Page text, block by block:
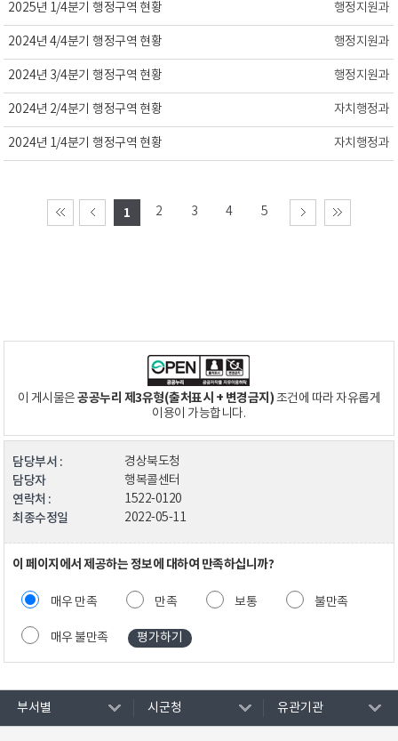
2025년 1/4분기 행정구역 현황 행정지원과
2024년 4/4분기 행정구역 현황 행정지원과
2024년 3/4분기 행정구역 현황 행정지원과
2024년 2/4분기 행정구역 현황 자치행정과
2024년 1/4분기 행정구역 현황 자치행정과
1 2 3 4 5
이 게시물은공공누리 제3유형(출처표시 + 변경금지)조건에 따라 자유롭게
이용이 가능합니다.
담당부서 : 경상북도청
담당자 행복콜센터
연락처 : 1522-0120
최종수정일 2022-05-11
이 페이지에서 제공하는 정보에 대하여 만족하십니까?
매우 만족 만족 보통 불만족
매우 불만족
부서별 시군청 유관기관